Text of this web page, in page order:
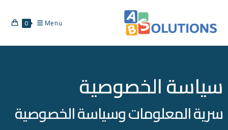
0 Menu
سياسة الخصوصية
سرية المعلومات وسياسة الخصوصية